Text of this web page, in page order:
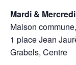
Mardi &
Maison
1 place Jean
Grabels, Centre